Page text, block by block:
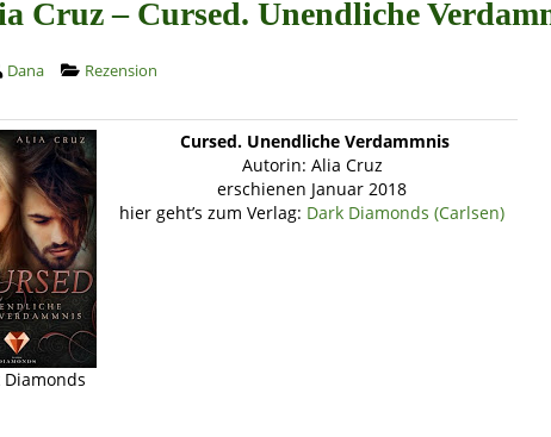
Cruz – Cursed. Unendliche
Dana Rezension
Cursed. Unendliche Verdammnis
Autorin: Alia Cruz
erschienen Januar 2018
hier geht’s zum Verlag: Dark Diamonds (Carlsen)